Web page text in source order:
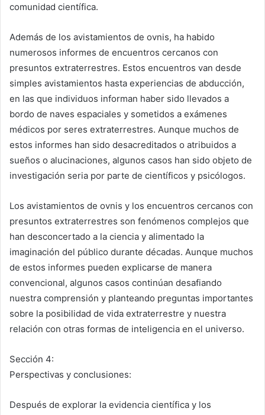
comunidad científica.
Además de los avistamientos de ovnis, ha habido
numerosos informes de encuentros cercanos con
presuntos extraterrestres. Estos encuentros van desde
simples avistamientos hasta experiencias de abducción,
en las que individuos informan haber sido llevados a
bordo de naves espaciales y sometidos a exámenes
médicos por seres extraterrestres. Aunque muchos de
estos informes han sido desacreditados o atribuidos a
sueños o alucinaciones, algunos casos han sido objeto de
investigación seria por parte de científicos y psicólogos.
Los avistamientos de ovnis y los encuentros cercanos con
presuntos extraterrestres son fenómenos complejos que
han desconcertado a la ciencia y alimentado la
imaginación del público durante décadas. Aunque muchos
de estos informes pueden explicarse de manera
convencional, algunos casos continúan desafiando
nuestra comprensión y planteando preguntas importantes
sobre la posibilidad de vida extraterrestre y nuestra
relación con otras formas de inteligencia en el universo.
Sección 4:
Perspectivas y conclusiones:
Después de explorar la evidencia científica y los